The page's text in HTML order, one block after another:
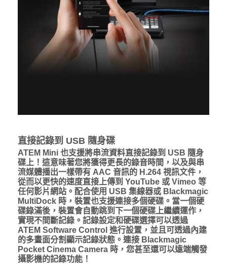
直接記錄到 USB 隨身碟
ATEM Mini 也支援將串流資料直接記錄到 USB 隨身
碟上！這意味著您將獲得更長的錄音時間，以及與串
流媒體播出一樣帶有 AAC 音訊的 H.264 視訊文件，
從而以更快的速度直接上傳到 YouTube 或 Vimeo 等
任何影片網站。配合使用 USB 集線器或 Blackmagic
MultiDock 時，裝置也支援連接多個硬碟。當一個硬
碟錄滿後，裝置會自動跳到下一個硬碟上繼續運作，
實現不間斷記錄。記錄設定和硬碟選擇可以透過
ATEM Software Control 進行設置，並且可透過內建
的多畫面分割顯示記錄狀態。連接 Blackmagic
Pocket Cinema Camera 時，您甚至還可以遠端觸發
攝影機的記錄功能！